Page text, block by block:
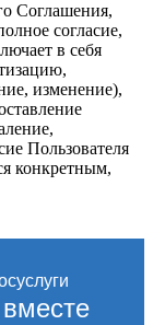
Соглашения,
согласие,
в себя
изменение),
Пользователя
конкретным,